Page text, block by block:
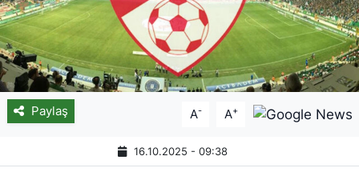
Paylaş A- A+
16.10.2025 - 09:38